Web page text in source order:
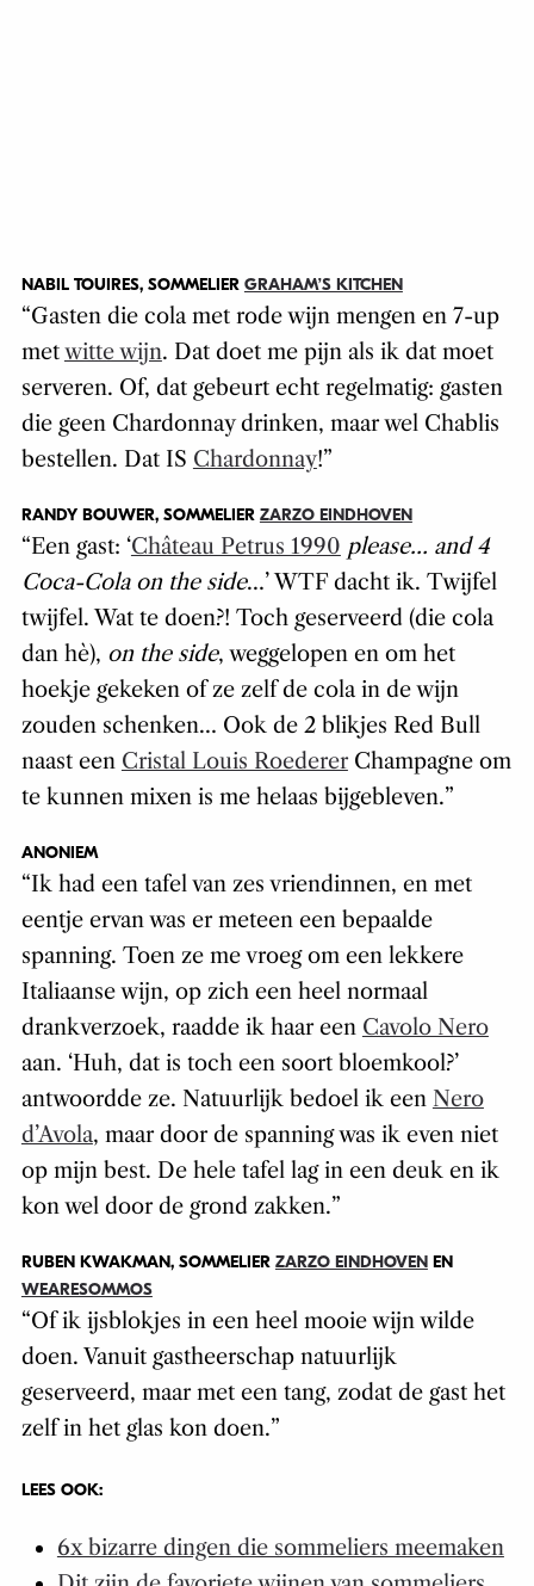
NABIL TOUIRES, SOMMELIER GRAHAM’S KITCHEN
“Gasten die cola met rode wijn mengen en 7-up
metwitte wijn. Dat doet me pijn als ik dat moet
serveren. Of, dat gebeurt echt regelmatig: gasten
die geen Chardonnay drinken, maar wel Chablis
bestellen. Dat IS Chardonnay!”
RANDY BOUWER, SOMMELIER ZARZO EINDHOVEN
“Een gast: ‘Château Petrus 1990 please… and 4
Coca-Cola on the side…’WTF dacht ik. Twijfel
twijfel. Wat te doen?! Toch geserveerd (die cola
dan hè), on the side, weggelopen en om het
hoekje gekeken of ze zelf de cola in de wijn
zouden schenken… Ook de 2 blikjes Red Bull
naast een Cristal Louis RoedererChampagne om
te kunnen mixen is me helaas bijgebleven.”
ANONIEM
“Ik had een tafel van zes vriendinnen, en met
eentje ervan was er meteen een bepaalde
spanning. Toen ze me vroeg om een lekkere
Italiaanse wijn, op zich een heel normaal
drankverzoek, raadde ik haar een Cavolo Nero
aan. ‘Huh, dat is toch een soort bloemkool?’
antwoordde ze. Natuurlijk bedoel ik een Nero
d’Avola, maar door de spanning was ik even niet
op mijn best. De hele tafel lag in een deuk en ik
kon wel door de grond zakken.”
RUBEN KWAKMAN, SOMMELIER ZARZO EINDHOVENEN
WEARESOMMOS
“Of ik ijsblokjes in een heel mooie wijn wilde
doen. Vanuit gastheerschap natuurlijk
geserveerd, maar met een tang, zodat de gast het
zelf in het glas kon doen.”
LEES OOK:
6x bizarre dingen die sommeliers meemaken